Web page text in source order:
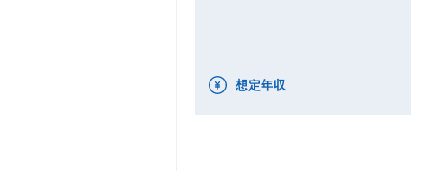
想定年収